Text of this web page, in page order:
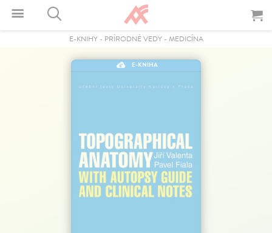
E-KNIHY- PRÍRODNÉ VEDY- MEDICÍNA
E-KNIHA